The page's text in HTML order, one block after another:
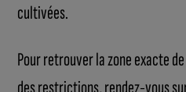
cultivées.
Pour retrouver la zone exacte